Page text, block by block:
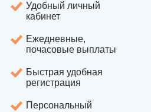
Удобный личный
кабинет
Ежедневные,
почасовые выплаты
Быстрая удобная
регистрация
Персональный